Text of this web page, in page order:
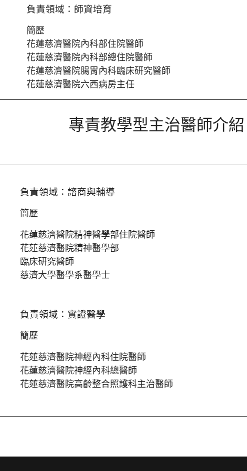
負責領域 ：師資培育
簡歷
花蓮慈濟醫院內科部住院醫師
花蓮慈濟醫院內科部總住院醫師
花蓮慈濟醫院腸胃內科臨床研究醫師
花蓮慈濟醫院六西病房主任
專責教學型主治醫師介紹
負責領域 ：諮商與輔導
簡歷
花蓮慈濟醫院精神醫學部住院醫師
花蓮慈濟醫院精神醫學部
臨床研究醫師
慈濟大學醫學系醫學士
負責領域 ：實證醫學
簡歷
花蓮慈濟醫院神經內科住院醫師
花蓮慈濟醫院神經內科總醫師
花蓮慈濟醫院高齡整合照護科主治醫師